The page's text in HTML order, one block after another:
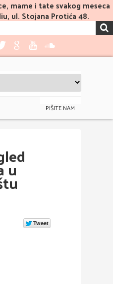
mame i tate svakog meseca
ul. Stojana Protića 48.
PIŠITE NAM
u